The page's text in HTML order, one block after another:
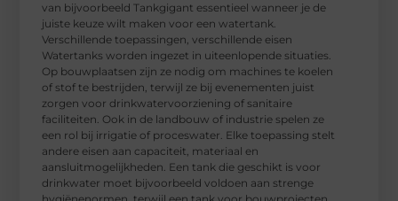
van bijvoorbeeld Tankgigant essentieel wanneer je de
juiste keuze wilt maken voor een watertank.
Verschillende toepassingen, verschillende eisen
Watertanks worden ingezet in uiteenlopende situaties.
Op bouwplaatsen zijn ze nodig om machines te koelen
of stof te bestrijden, terwijl ze bij evenementen juist
zorgen voor drinkwatervoorziening of sanitaire
faciliteiten. Ook in de landbouw of industrie spelen ze
een rol bij irrigatie of proceswater. Elke toepassing stelt
andere eisen aan capaciteit, materiaal en
aansluitmogelijkheden. Een tank die geschikt is voor
drinkwater moet bijvoorbeeld voldoen aan strenge